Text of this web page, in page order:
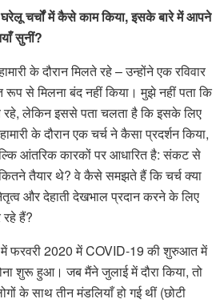
घरेलू चर्चों में कैसे काम किया, इसके बारे में आपने
सुनीं?
के दौरान मिलते रहे – उन्होंने एक रविवार
रूप से मिलना बंद नहीं किया। मुझे नहीं पता कि
लेकिन इससे पता चलता है कि इसके लिए
के दौरान एक चर्च ने कैसा प्रदर्शन किया,
आंतरिक कारकों पर आधारित है: संकट से
तैयार थे? वे कैसे समझते हैं कि चर्च क्या
और देहाती देखभाल प्रदान करने के लिए
हैं?
फरवरी 2020 में COVID-19 की शुरुआत में
शुरू हुआ। जब मैंने जुलाई में दौरा किया, तो
के साथ तीन मंडलियाँ हो गई थीं (छोटी